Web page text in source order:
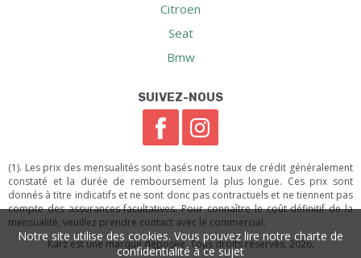
Citroen
Seat
Bmw
SUIVEZ-NOUS
(1). Les prix des mensualités sont basés notre taux de crédit généralement
constaté et la durée de remboursement la plus longue. Ces prix sont
donnés à titre indicatifs et ne sont donc pas contractuels et ne tiennent pas
compte des assurances facultatives. Pour connaître le coût définitif de la
mensualité, veuillez prendre contact avec le commercial.
Karz est une marque déposée. Tous droits réservés, 2026.
Notre site utilise des cookies. Vous pouvez lire notre charte de
confidentialité à ce sujet